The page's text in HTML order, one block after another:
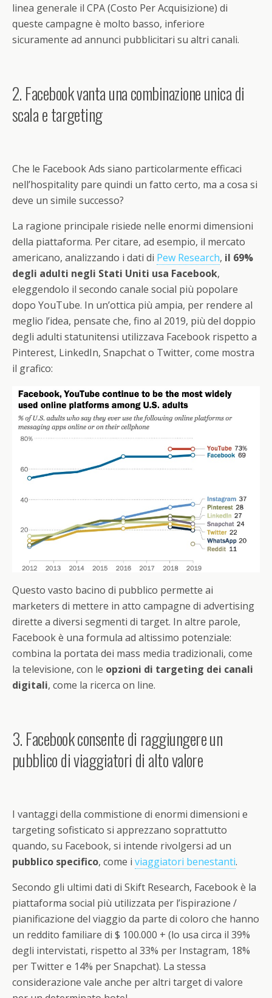
linea generale il CPA (Costo Per Acquisizione) di
queste campagne è molto basso, inferiore
sicuramente ad annunci pubblicitari su altri canali.
2. Facebook vanta una combinazione unica di
scala e targeting
Che le Facebook Ads siano particolarmente efficaci
nell’hospitality pare quindi un fatto certo, ma a cosa si
deve un simile successo?
La ragione principale risiede nelle enormi dimensioni
della piattaforma. Per citare, ad esempio, il mercato
americano, analizzando i dati di Pew Research, il 69%
degli adulti negli Stati Uniti usa Facebook,
eleggendolo il secondo canale social più popolare
dopo YouTube. In un’ottica più ampia, per rendere al
meglio l’idea, pensate che, fino al 2019, più del doppio
degli adulti statunitensi utilizzava Facebook rispetto a
Pinterest, LinkedIn, Snapchat o Twitter, come mostra
il grafico:
Questo vasto bacino di pubblico permette ai
marketers di mettere in atto campagne di advertising
dirette a diversi segmenti di target. In altre parole,
Facebook è una formula ad altissimo potenziale:
combina la portata dei mass media tradizionali, come
la televisione, con le opzioni di targeting dei canali
digitali, come la ricerca on line.
3. Facebook consente di raggiungere un
pubblico di viaggiatori di alto valore
I vantaggi della commistione di enormi dimensioni e
targeting sofisticato si apprezzano soprattutto
quando, su Facebook, si intende rivolgersi ad un
pubblico specifico, come i viaggiatori benestanti.
Secondo gli ultimi dati di Skift Research, Facebook è la
piattaforma social più utilizzata per l’ispirazione /
pianificazione del viaggio da parte di coloro che hanno
un reddito familiare di $ 100.000 + (lo usa circa il 39%
degli intervistati, rispetto al 33% per Instagram, 18%
per Twitter e 14% per Snapchat). La stessa
considerazione vale anche per altri target di valore